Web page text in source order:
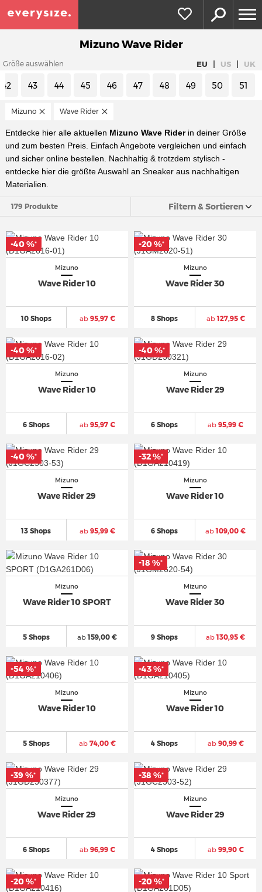
Mizuno Wave Rider
Größe auswählen EU | US | UK
42 43 44 45 46 47 48 49 50 51
Mizuno Wave Rider
Entdecke hier alle aktuellen Mizuno Wave Riderin deiner Größe
und zum besten Preis. Einfach Angebote vergleichen und einfach
und sicher online bestellen. Nachhaltig & trotzdem stylisch -
entdecke hier die größte Auswahl an Sneaker aus nachhaltigen
Materialien.
179 Produkte Filtern & Sortieren
Mizuno
Wave Rider 10
10 Shops ab95,97 €
-40 %*
Mizuno
Wave Rider 30
8 Shops ab127,95 €
-20 %*
Mizuno
Wave Rider 10
6 Shops ab95,97 €
-40 %*
Mizuno
Wave Rider 29
6 Shops ab 95,99 €
-40 %*
Mizuno
Wave Rider 29
13 Shops ab95,99 €
-40 %*
Mizuno
Wave Rider 10
6 Shops ab109,00 €
-32 %*
Mizuno
Wave Rider 10 SPORT
5 Shops ab159,00 €
Mizuno
Wave Rider 30
9 Shops ab130,95 €
-18 %*
Mizuno
Wave Rider 10
5 Shops ab74,00 €
-54 %*
Mizuno
Wave Rider 10
4 Shops ab90,99 €
-43 %*
Mizuno
Wave Rider 29
6 Shops ab96,99 €
-39 %*
Mizuno
Wave Rider 29
4 Shops ab99,90 €
-38 %*
-20 %* -20 %*